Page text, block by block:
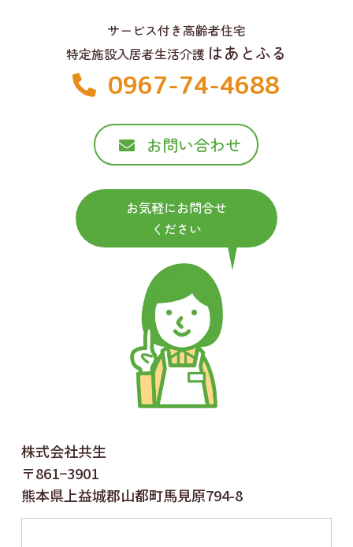
株式会社共生
〒861−3901
熊本県上益城郡山都町馬見原794-8
サービス付き高齢者住宅
特定施設入居者生活介護 はあとふる
0967-74-4688
お問い合わせ
お気軽にお問合せ
ください